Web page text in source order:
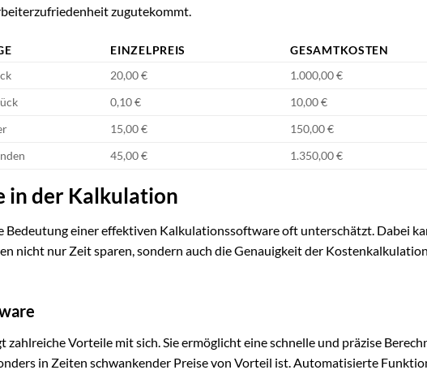
zugutekommt.
EINZELPREIS
GESAMTKOSTEN
20,00 €
1.000,00 €
0,10 €
10,00 €
15,00 €
150,00 €
45,00 € 1.350,00 €
in der Kalkulation
einer effektiven Kalkulationssoftware oft unterschätzt. Dabei
nicht nur Zeit sparen, sondern auch die Genauigkeit der
Vorteile mit sich. Sie ermöglicht eine schnelle und präzise
in Zeiten schwankender Preise von Vorteil ist. Automatisierte